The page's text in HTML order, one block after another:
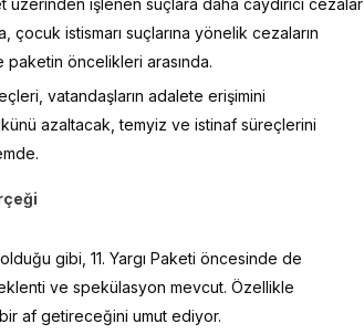
çocuk istismarı suçlarına yönelik cezaların
paketin öncelikleri arasında.
vatandaşların adalete erişimini
azaltacak, temyiz ve istinaf süreçlerini
gibi, 11. Yargı Paketi öncesinde de
ve spekülasyon mevcut. Özellikle
af getireceğini umut ediyor.